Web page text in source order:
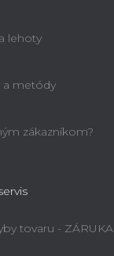
lehoty
a metódy
zákazníkom?
tovaru - ZÁRUKA